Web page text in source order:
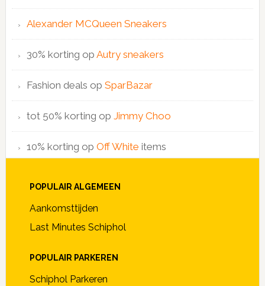
Alexander MCQueen Sneakers
30% korting op Autry sneakers
Fashion deals op SparBazar
tot 50% korting op Jimmy Choo
10% korting op Off White items
POPULAIR ALGEMEEN
Aankomsttijden
Last Minutes Schiphol
POPULAIR PARKEREN
Schiphol Parkeren